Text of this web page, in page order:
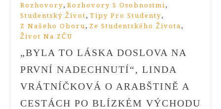
Rozhovory, Rozhovory S Osobnostmi ,
Studentský Život , Tipy Pro Studenty,
Z Našeho Oboru , Ze Studentského Života ,
Život Na ZČU
„BYLA TO LÁSKA DOSLOVA NA
PRVNÍ NADECHNUTÍ“, LINDA
VRÁTNÍČKOVÁ O ARABŠTINĚ A
CESTÁCH PO BLÍZKÉM VÝCHODU